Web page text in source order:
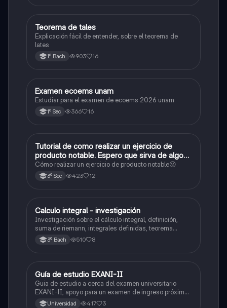
Matemáticas
Teorema de tales
Explicación fácil de entender, sobre el teorema de
lates
1º Bach 903 16
Español
Examen ecoems unam
Estudiar para el examen de ecoems 2026 unam
1º Sec 366 16
Matemáticas
Tutorial de como realizar un ejercicio de
producto notable. Espero que sirva de algo💕
😜
Cómo realizar un ejercicio de producto notable😜
3º Sec 423 12
Matemáticas
Calculo integral - investigación
Investigación sobre el cálculo integral, definición,
suma de riemann, integrales definidas, teorema
fundamental del cálculo, antiderivadas, integrales
indefinidas y ejemplos.
3º Bach 510 8
Historia
Guía de estudio EXANI-II
Guia de estudio a cerca del examen universitario
EXANI-II, apoyo para un examen de ingreso próximo
2026.Universidad 417 3